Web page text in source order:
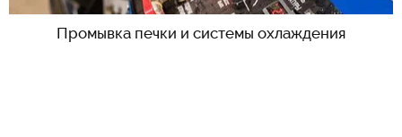
Промывка печки и системы охлаждения